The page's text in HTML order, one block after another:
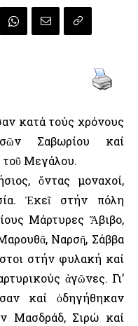
κατά τούς χρόνους
Σαβωρίου καί
Μεγάλου.
ὄντας μοναχοί,
Ἐκεῖ στήν πόλη
Μάρτυρες Ἄβιβο,
Ναρσῆ, Σάββα
στήν φυλακή καί
ἀγῶνες. Γι’
καί ὁδηγήθηκαν
Μασδράδ, Σιρώ καί